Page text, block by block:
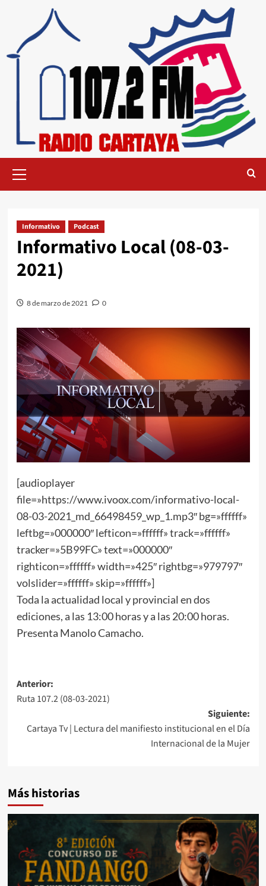
Informativo Podcast
Informativo Local (08-03-
2021)
8 de marzo de 2021 0
[audioplayer
file=»https://www.ivoox.com/informativo-local-
08-03-2021_md_66498459_wp_1.mp3″ bg=»ffffff»
leftbg=»000000″ lefticon=»ffffff» track=»ffffff»
tracker=»5B99FC» text=»000000″
righticon=»ffffff» width=»425″ rightbg=»979797″
volslider=»ffffff» skip=»ffffff»]
Toda la actualidad local y provincial en dos
ediciones, a las 13:00 horas y a las 20:00 horas.
Presenta Manolo Camacho.
Anterior:
Ruta 107.2 (08-03-2021)
Siguiente:
Cartaya Tv | Lectura del manifiesto institucional en el Día
Internacional de la Mujer
Más historias